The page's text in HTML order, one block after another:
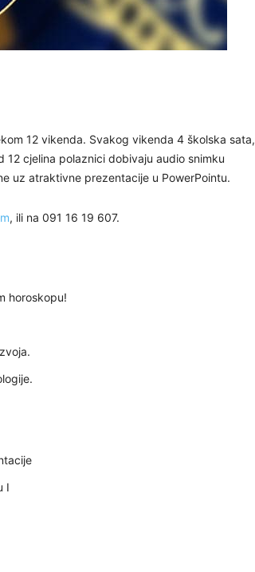
12 vikenda. Svakog vikenda 4 školska sata,
cjelina polaznici dobivaju audio snimku
uz atraktivne prezentacije u PowerPointu.
, ili na 091 16 19 607.
horoskopu!
I